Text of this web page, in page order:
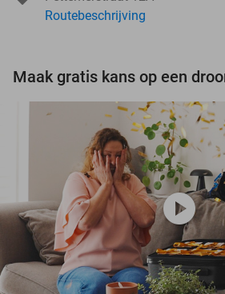
Routebeschrijving
play_circle